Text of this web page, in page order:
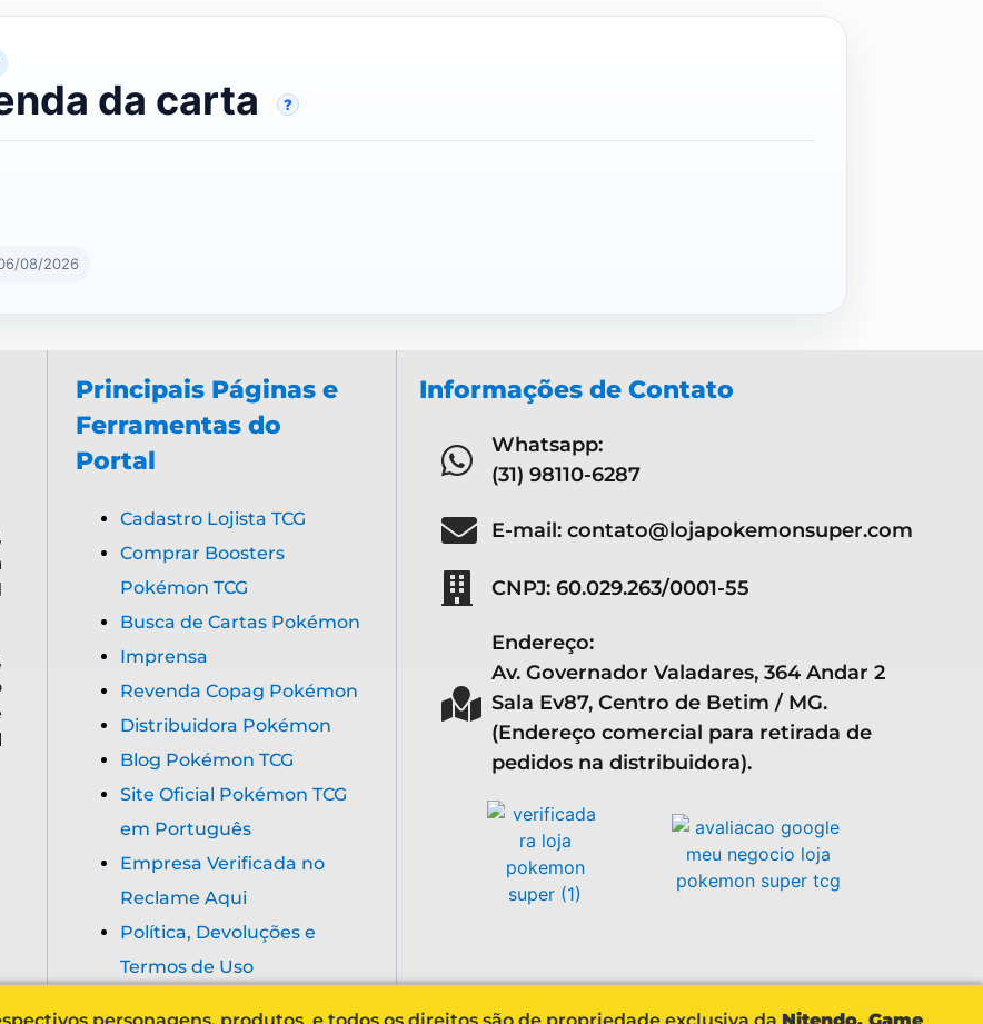
da carta ?
08/2026
Principais Páginas e
Ferramentas do
Portal
Cadastro Lojista TCG
Comprar Boosters
Pokémon TCG
Busca de Cartas Pokémon
Imprensa
Revenda Copag Pokémon
Distribuidora Pokémon
Blog Pokémon TCG
Site Oficial Pokémon TCG
em Português
Empresa Verificada no
Reclame Aqui
Política, Devoluções e
Termos de Uso
Informações de Contato
Whatsapp:
(31) 98110-6287
E-mail: contato@lojapokemonsuper.com
CNPJ: 60.029.263/0001-55
Endereço:
Av. Governador Valadares, 364 Andar 2
Sala Ev87, Centro de Betim / MG.
(Endereço comercial para retirada de
pedidos na distribuidora).